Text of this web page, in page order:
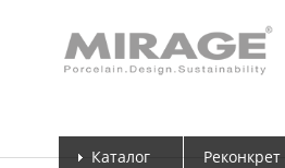
Каталог Реконкрет